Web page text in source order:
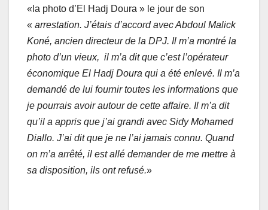
«la photo d’El Hadj Doura » le jour de son
« arrestation. J’étais d’accord avec Abdoul Malick
Koné, ancien directeur de la DPJ. Il m’a montré la
photo d’un vieux, il m’a dit que c’est l’opérateur
économique El Hadj Doura qui a été enlevé. Il m’a
demandé de lui fournir toutes les informations que
je pourrais avoir autour de cette affaire. Il m’a dit
qu’il a appris que j’ai grandi avec Sidy Mohamed
Diallo. J’ai dit que je ne l’ai jamais connu. Quand
on m’a arrêté, il est allé demander de me mettre à
sa disposition, ils ont refusé.»